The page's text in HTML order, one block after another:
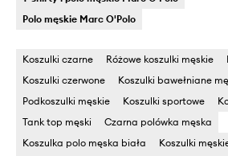
Polo męskie Marc O'Polo
Koszulki czarne Różowe koszulki męskie
Koszulki czerwone
Koszulki bawełniane
Podkoszulki męskie
Koszulki sportowe
Tank top męski
Czarna polówka męska
Koszulka polo męska biała
Koszulki